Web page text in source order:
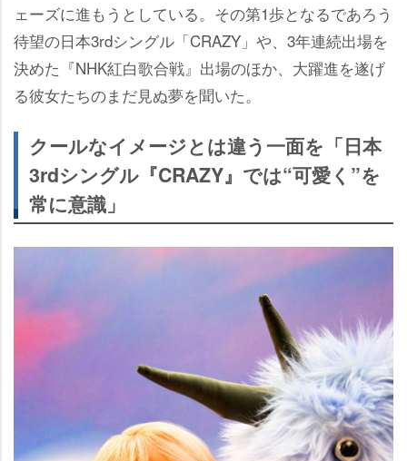
ェーズに進もうとしている。その第1歩となるであろう
待望の日本3rdシングル「CRAZY」や、3年連続出場を
決めた『NHK紅白歌合戦』出場のほか、大躍進を遂げ
る彼女たちのまだ見ぬ夢を聞いた。
クールなイメージとは違う一面を「日本
3rdシングル『CRAZY』では“可愛く”を
常に意識」